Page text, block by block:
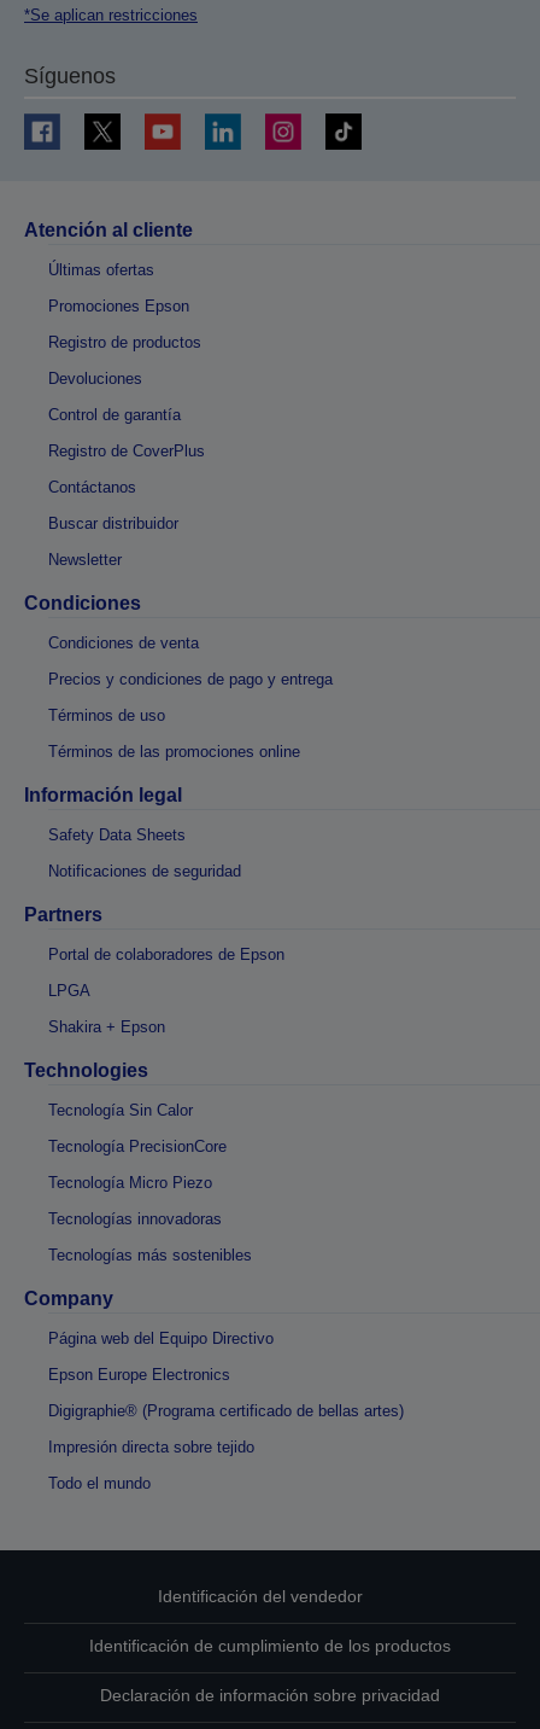
*Se aplican restricciones
Síguenos
Atención al cliente
Últimas ofertas
Promociones Epson
Registro de productos
Devoluciones
Control de garantía
Registro de CoverPlus
Contáctanos
Buscar distribuidor
Newsletter
Condiciones
Condiciones de venta
Precios y condiciones de pago y entrega
Términos de uso
Términos de las promociones online
Información legal
Safety Data Sheets
Notificaciones de seguridad
Partners
Portal de colaboradores de Epson
LPGA
Shakira + Epson
Technologies
Tecnología Sin Calor
Tecnología PrecisionCore
Tecnología Micro Piezo
Tecnologías innovadoras
Tecnologías más sostenibles
Company
Página web del Equipo Directivo
Epson Europe Electronics
Digigraphie® (Programa certificado de bellas artes)
Impresión directa sobre tejido
Todo el mundo
Identificación del vendedor
Identificación de cumplimiento de los productos
Declaración de información sobre privacidad